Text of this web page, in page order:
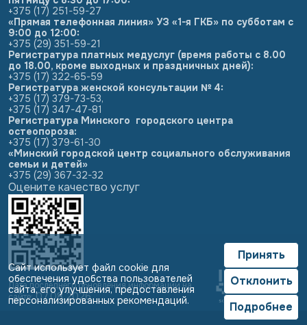
+375 (17) 251-59-27
«Прямая телефонная линия» УЗ «1-я ГКБ» по субботам с
9:00 до 12:00:
+375 (29) 351-59-21
Регистратура платных медуслуг (время работы с 8.00
до 18.00, кроме выходных и праздничных дней):
+375 (17) 322-65-59
Регистратура женской консультации № 4:
+375 (17) 379-73-53,
+375 (17) 347-47-81
Регистратура Минского городского центра
остеопороза:
+375 (17) 379-61-30
«Минский городской центр социального обслуживания
семьи и детей»
+375 (29) 367-32-32
Оцените качество услуг
Дата последнего обновления информации на
сайте: 07.08.2026
Сайт использует файл cookie для
обеспечения удобства пользователей
сайта, его улучшения, предоставления
персонализированных рекомендаций.
Принять
Отклонить
Подробнее